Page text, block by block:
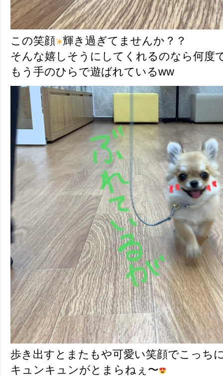
この笑顔
輝き過ぎてませんか？？
そんな嬉しそうにしてくれるのなら何度
もう手のひらで遊ばれているww
歩き出すとまたもや可愛い笑顔でこっち
キュンキュンがとまらねぇ〜